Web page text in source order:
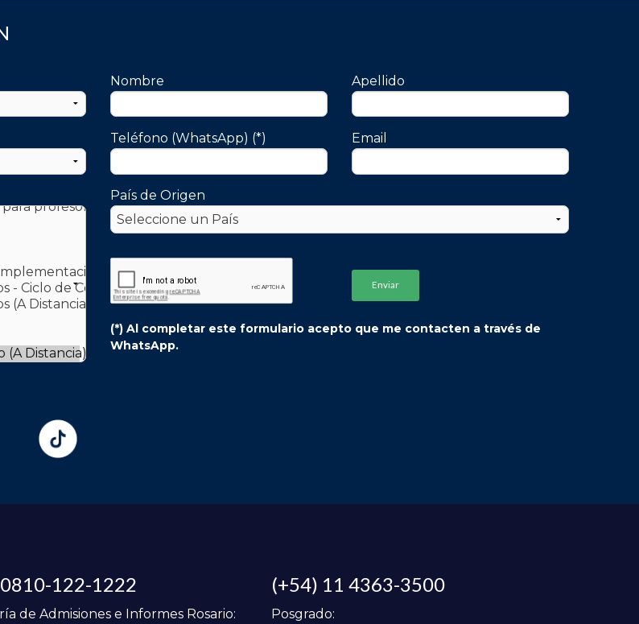
Nombre Apellido
Teléfono (WhatsApp) (*) Email
País de Origen
(*) Al completar este formulario acepto que me contacten a través de
WhatsApp.
122-1222
de Admisiones e Informes Rosario:
(+54) 11 4363-3500
Posgrado: